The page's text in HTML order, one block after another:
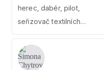
herec, dabér, pilot,
seřizovač textilních
strojů